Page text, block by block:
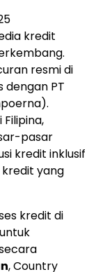
kredit
resmi di
dengan PT
pasar
kredit inklusif
kredit yang
kredit di
, Country